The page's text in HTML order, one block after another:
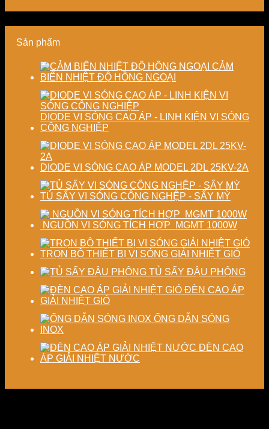
thành
sản
năng
chất
lượng
phẩm
lượng
định
lượng
sấy
nghiệp
Sản phẩm
CẢM
BIẾN NHIỆT ĐỘ HỒNG NGOẠI
DIODE VI SÓNG CAO ÁP - LINH KIỆN VI SÓNG
CÔNG NGHIỆP
DIODE VI SÓNG CAO ÁP MODEL 2DL 25KV-2A
TỦ SẤY VI SÓNG CÔNG NGHỆP - SẤY MỲ
NGUỒN VI SÓNG TÍCH HỢP MGMT 1000W
TRỌN BỘ THIẾT BỊ VI SÓNG GIẢI NHIỆT GIÓ
TỦ SẤY ĐẬU PHỘNG
ĐÈN CAO ÁP
GIẢI NHIỆT GIÓ
ỐNG DẪN SÓNG
INOX
ĐÈN CAO
ÁP GIẢI NHIỆT NƯỚC